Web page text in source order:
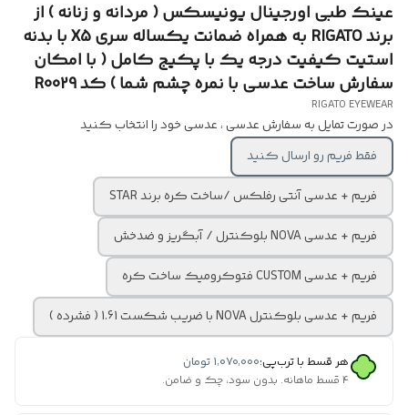
عینک طبی اورجینال یونیسکس ( مردانه و زنانه ) از
برند RIGATO به همراه ضمانت یکساله سری X5 با بدنه
استیت کیفیت درجه یک با پکیج کامل ( با امکان
سفارش ساخت عدسی با نمره چشم شما ) کد R0029
RIGATO EYEWEAR
در صورت تمایل به سفارش عدسی ، عدسی خود را انتخاب کنید
فقط فریم رو ارسال کنید
فریم + عدسی آنتی رفلکس /ساخت کره برند STAR
فریم + عدسی NOVA بلوکنترل / آبگریز و ضدخش
فریم + عدسی CUSTOM فتوکرومیک ساخت کره
فریم + عدسی بلوکنترل NOVA با ضریب شکست 1.61 ( فشرده )
هر قسط با ترب‌پی:۱٬۰۷۰٬۰۰۰ تومان
۴ قسط ماهانه. بدون سود، چک و ضامن.